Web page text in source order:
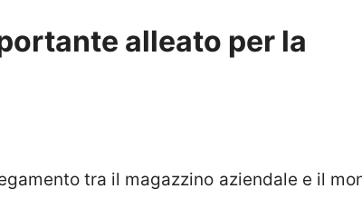
alleato per la
tra il magazzino aziendale e il